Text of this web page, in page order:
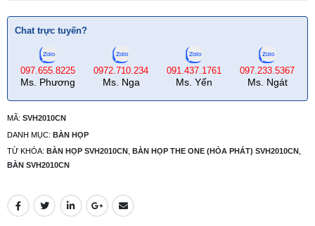
Chat trực tuyến?
097.655.8225
Ms. Phương
0972.710.234
Ms. Nga
091.437.1761
Ms. Yến
097.233.5367
Ms. Ngát
MÃ: SVH2010CN
DANH MỤC: BÀN HỌP
TỪ KHÓA: BÀN HỌP SVH2010CN BÀN HỌP THE ONE (HÒA PHÁT) SVH2010CN
BÀN SVH2010CN